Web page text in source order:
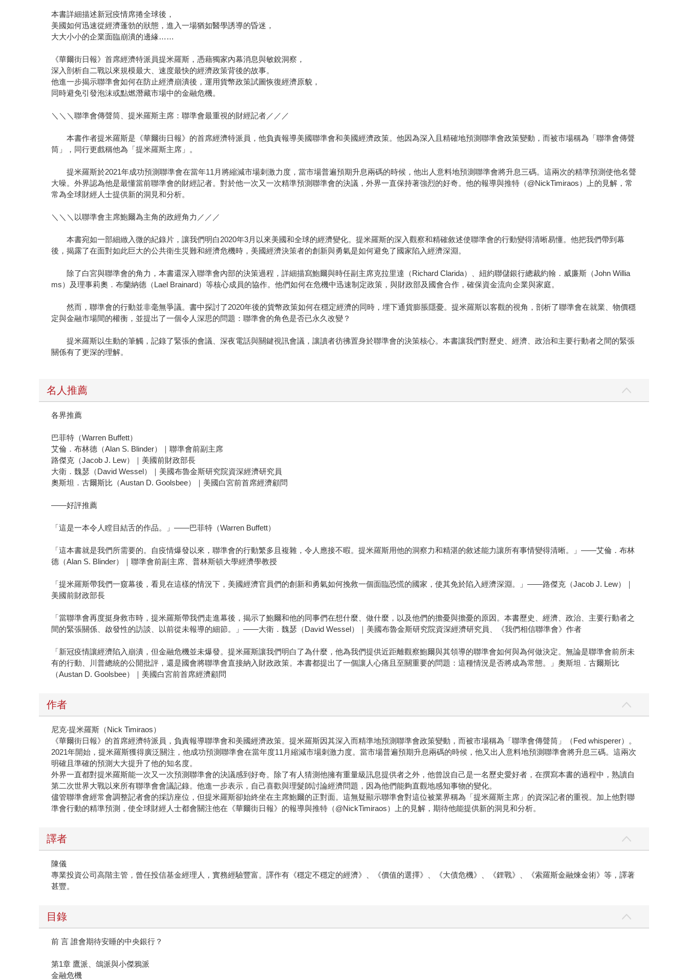
本書詳細描述新冠疫情席捲全球後，
美國如何迅速從經濟蓬勃的狀態，進入一場猶如醫學誘導的昏迷，
大大小小的企業面臨崩潰的邊緣……
《華爾街日報》首席經濟特派員提米羅斯，憑藉獨家內幕消息與敏銳洞察，
深入剖析自二戰以來規模最大、速度最快的經濟政策背後的故事。
他進一步揭示聯準會如何在防止經濟崩潰後，運用貨幣政策試圖恢復經濟原貌，
同時避免引發泡沫或點燃潛藏市場中的金融危機。
＼＼＼聯準會傳聲筒、提米羅斯主席：聯準會最重視的財經記者／／／
本書作者提米羅斯是《華爾街日報》的首席經濟特派員，他負責報導美國聯準會和美國經濟政策。他因為深入且精確地預測聯準會政策變動，而被市場稱為「聯準會傳聲
筒」，同行更戲稱他為「提米羅斯主席」。
提米羅斯於2021年成功預測聯準會在當年11月將縮減市場刺激力度，當市場普遍預期升息兩碼的時候，他出人意料地預測聯準會將升息三碼。這兩次的精準預測使他名聲
大噪。外界認為他是最懂當前聯準會的財經記者。對於他一次又一次精準預測聯準會的決議，外界一直保持著強烈的好奇。他的報導與推特（@NickTimiraos）上的見解，常
常為全球財經人士提供新的洞見和分析。
＼＼＼以聯準會主席鮑爾為主角的政經角力／／／
本書宛如一部細緻入微的紀錄片，讓我們明白2020年3月以來美國和全球的經濟變化。提米羅斯的深入觀察和精確敘述使聯準會的行動變得清晰易懂。他把我們帶到幕
後，揭露了在面對如此巨大的公共衛生災難和經濟危機時，美國經濟決策者的創新與勇氣是如何避免了國家陷入經濟深淵。
除了白宮與聯準會的角力，本書還深入聯準會內部的決策過程，詳細描寫鮑爾與時任副主席克拉里達（Richard Clarida）、紐約聯儲銀行總裁約翰．威廉斯（John Willia
ms）及理事莉奧．布蘭納德（Lael Brainard）等核心成員的協作。他們如何在危機中迅速制定政策，與財政部及國會合作，確保資金流向企業與家庭。
然而，聯準會的行動並非毫無爭議。書中探討了2020年後的貨幣政策如何在穩定經濟的同時，埋下通貨膨脹隱憂。提米羅斯以客觀的視角，剖析了聯準會在就業、物價穩
定與金融市場間的權衡，並提出了一個令人深思的問題：聯準會的角色是否已永久改變？
提米羅斯以生動的筆觸，記錄了緊張的會議、深夜電話與關鍵視訊會議，讓讀者彷彿置身於聯準會的決策核心。本書讓我們對歷史、經濟、政治和主要行動者之間的緊張
關係有了更深的理解。
名人推薦
各界推薦
巴菲特（Warren Buffett）
艾倫．布林德（Alan S. Blinder）｜聯準會前副主席
路傑克（Jacob J. Lew）｜美國前財政部長
大衛．魏瑟（David Wessel）｜美國布魯金斯研究院資深經濟研究員
奧斯坦．古爾斯比（Austan D. Goolsbee）｜美國白宮前首席經濟顧問
——好評推薦
「這是一本令人瞠目結舌的作品。」——巴菲特（Warren Buffett）
「這本書就是我們所需要的。自疫情爆發以來，聯準會的行動繁多且複雜，令人應接不暇。提米羅斯用他的洞察力和精湛的敘述能力讓所有事情變得清晰。」——艾倫．布林
德（Alan S. Blinder）｜聯準會前副主席、普林斯頓大學經濟學教授
「提米羅斯帶我們一窺幕後，看見在這樣的情況下，美國經濟官員們的創新和勇氣如何挽救一個面臨恐慌的國家，使其免於陷入經濟深淵。」——路傑克（Jacob J. Lew）｜
美國前財政部長
「當聯準會再度挺身救市時，提米羅斯帶我們走進幕後，揭示了鮑爾和他的同事們在想什麼、做什麼，以及他們的擔憂與擔憂的原因。本書歷史、經濟、政治、主要行動者之
間的緊張關係、啟發性的訪談、以前從未報導的細節。」——大衛．魏瑟（David Wessel）｜美國布魯金斯研究院資深經濟研究員、《我們相信聯準會》作者
「新冠疫情讓經濟陷入崩潰，但金融危機並未爆發。提米羅斯讓我們明白了為什麼，他為我們提供近距離觀察鮑爾與其領導的聯準會如何與為何做決定。無論是聯準會前所未
有的行動、川普總統的公開批評，還是國會將聯準會直接納入財政政策。本書都提出了一個讓人心痛且至關重要的問題：這種情況是否將成為常態。」奧斯坦．古爾斯比
（Austan D. Goolsbee）｜美國白宮前首席經濟顧問
作者
尼克‧提米羅斯（Nick Timiraos）
《華爾街日報》的首席經濟特派員，負責報導聯準會和美國經濟政策。提米羅斯因其深入而精準地預測聯準會政策變動，而被市場稱為「聯準會傳聲筒」（Fed whisperer）。
2021年開始，提米羅斯獲得廣泛關注，他成功預測聯準會在當年度11月縮減市場刺激力度。當市場普遍預期升息兩碼的時候，他又出人意料地預測聯準會將升息三碼。這兩次
明確且準確的預測大大提升了他的知名度。
外界一直都對提米羅斯能一次又一次預測聯準會的決議感到好奇。除了有人猜測他擁有重量級訊息提供者之外，他曾說自己是一名歷史愛好者，在撰寫本書的過程中，熟讀自
第二次世界大戰以來所有聯準會會議記錄。他進一步表示，自己喜歡與理髮師討論經濟問題，因為他們能夠直觀地感知事物的變化。
儘管聯準會經常會調整記者會的採訪座位，但提米羅斯卻始終坐在主席鮑爾的正對面。這無疑顯示聯準會對這位被業界稱為「提米羅斯主席」的資深記者的重視。加上他對聯
準會行動的精準預測，使全球財經人士都會關注他在《華爾街日報》的報導與推特（@NickTimiraos）上的見解，期待他能提供新的洞見和分析。
譯者
陳儀
專業投資公司高階主管，曾任投信基金經理人，實務經驗豐富。譯作有《穩定不穩定的經濟》、《價值的選擇》、《大債危機》、《鋰戰》、《索羅斯金融煉金術》等，譯著
甚豐。
目錄
前 言 誰會期待安睡的中央銀行？
第1章 鷹派、鴿派與小傑鴉派
金融危機